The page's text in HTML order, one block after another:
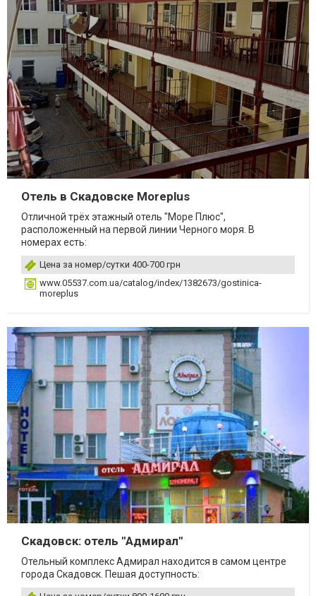
Отель в Скадовске Moreplus
Отличной трёх этажный отель "Море Плюс",
расположенный на первой линии Черного моря. В
номерах есть:
Цена за номер/сутки 400-700 грн
www.05537.com.ua/catalog/index/1382673/gostinica-
moreplus
Скадовск: отель "Адмирал"
Отельный комплекс Адмирал находится в самом центре
города Скадовск. Пешая доступность: